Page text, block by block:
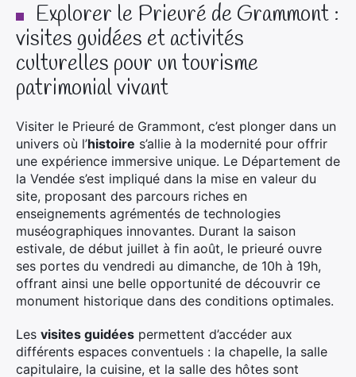
Explorer le Prieuré de Grammont :
visites guidées et activités
culturelles pour un tourisme
patrimonial vivant
Visiter le Prieuré de Grammont, c’est plonger dans un
univers où l’histoire s’allie à la modernité pour offrir
une expérience immersive unique. Le Département de
la Vendée s’est impliqué dans la mise en valeur du
site, proposant des parcours riches en
enseignements agrémentés de technologies
muséographiques innovantes. Durant la saison
estivale, de début juillet à fin août, le prieuré ouvre
ses portes du vendredi au dimanche, de 10h à 19h,
offrant ainsi une belle opportunité de découvrir ce
monument historique dans des conditions optimales.
Les visites guidées permettent d’accéder aux
différents espaces conventuels : la chapelle, la salle
capitulaire, la cuisine, et la salle des hôtes sont